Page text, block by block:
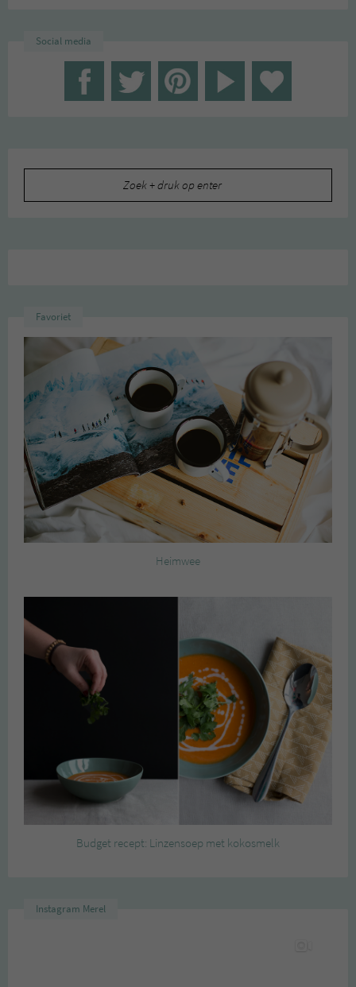
Social media
Favoriet
Heimwee
Budget recept: Linzensoep met kokosmelk
Instagram Merel